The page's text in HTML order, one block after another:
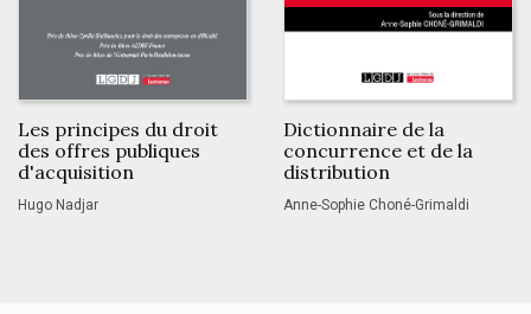
Les principes du droit
des offres publiques
d'acquisition
Hugo Nadjar
Dictionnaire de la
concurrence et de la
distribution
Anne-Sophie Choné-Grimaldi